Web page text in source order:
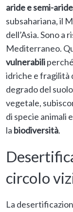
aride e semi-
subsahariana, il
dell’Asia. Sono a
Mediterraneo.
vulnerabili
idriche e fragilità
degrado del
vegetale,
di specie animali
la biodiversità.
circolo
La